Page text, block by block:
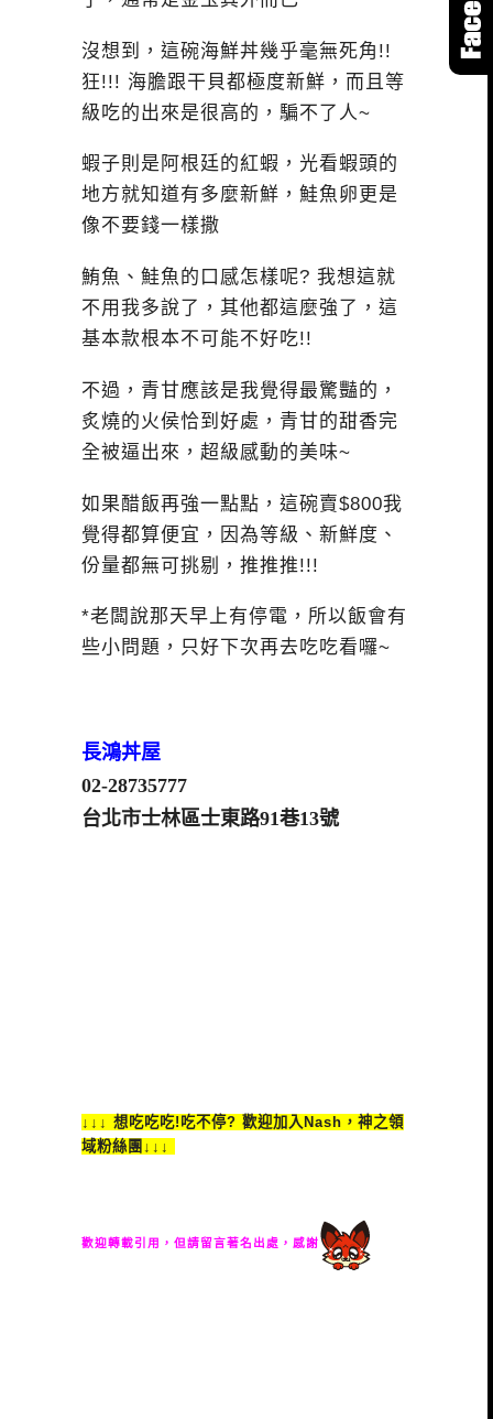
沒想到，這碗海鮮丼幾乎毫無死角!!
狂!!! 海膽跟干貝都極度新鮮，而且等
級吃的出來是很高的，騙不了人~
蝦子則是阿根廷的紅蝦，光看蝦頭的
地方就知道有多麼新鮮，鮭魚卵更是
像不要錢一樣撒
鮪魚、鮭魚的口感怎樣呢? 我想這就
不用我多說了，其他都這麼強了，這
基本款根本不可能不好吃!!
不過，青甘應該是我覺得最驚豔的，
炙燒的火侯恰到好處，青甘的甜香完
全被逼出來，超級感動的美味~
如果醋飯再強一點點，這碗賣$800我
覺得都算便宜，因為等級、新鮮度、
份量都無可挑剔，推推推!!!
*老闆說那天早上有停電，所以飯會有
些小問題，只好下次再去吃吃看囉~
長鴻丼屋
02-28735777
台北市士林區士東路91巷13號
↓↓↓ 想吃吃吃!吃不停? 歡迎加入Nash，神之領
域粉絲團↓↓↓
歡迎轉載引用，但請留言著名出處，感謝